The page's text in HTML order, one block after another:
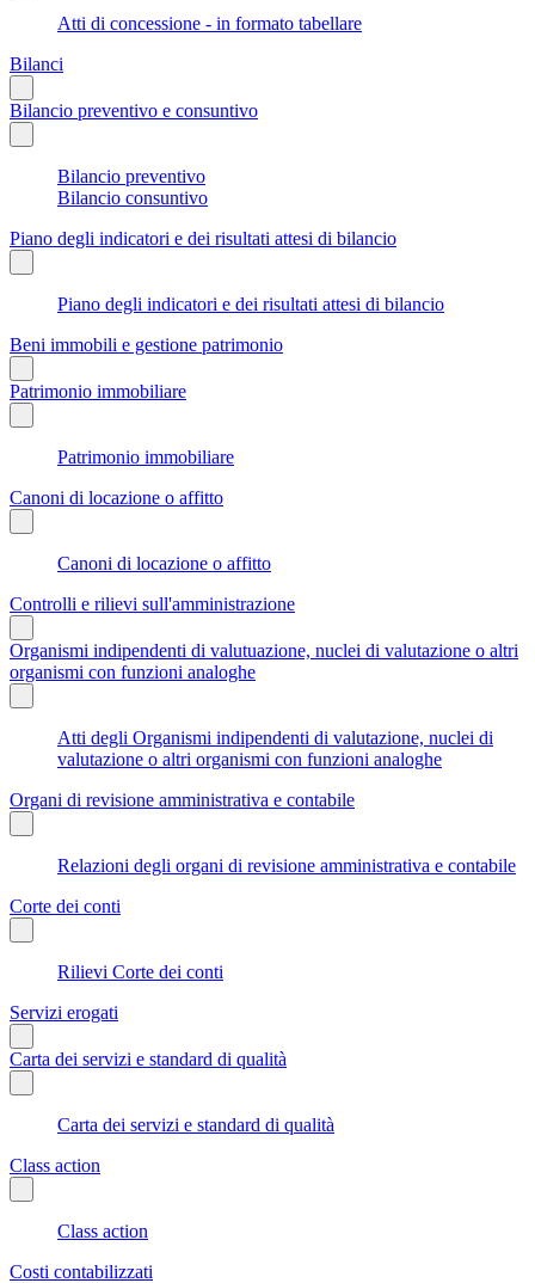
Atti di concessione - in formato tabellare
Bilanci
Bilancio preventivo e consuntivo
Bilancio preventivo
Bilancio consuntivo
Piano degli indicatori e dei risultati attesi di bilancio
Piano degli indicatori e dei risultati attesi di bilancio
Beni immobili e gestione patrimonio
Patrimonio immobiliare
Patrimonio immobiliare
Canoni di locazione o affitto
Canoni di locazione o affitto
Controlli e rilievi sull'amministrazione
Organismi indipendenti di valutuazione, nuclei di valutazione o altri
organismi con funzioni analoghe
Atti degli Organismi indipendenti di valutazione, nuclei di
valutazione o altri organismi con funzioni analoghe
Organi di revisione amministrativa e contabile
Relazioni degli organi di revisione amministrativa e contabile
Corte dei conti
Rilievi Corte dei conti
Servizi erogati
Carta dei servizi e standard di qualità
Carta dei servizi e standard di qualità
Class action
Class action
Costi contabilizzati